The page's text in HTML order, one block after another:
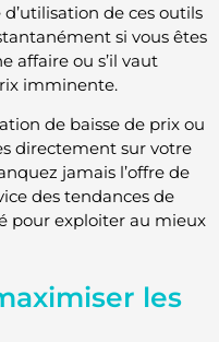
de ces outils
si vous êtes
affaire ou s’il vaut
imminente.
de baisse de prix ou
directement sur votre
jamais l’offre de
des tendances de
pour exploiter au mieux
les